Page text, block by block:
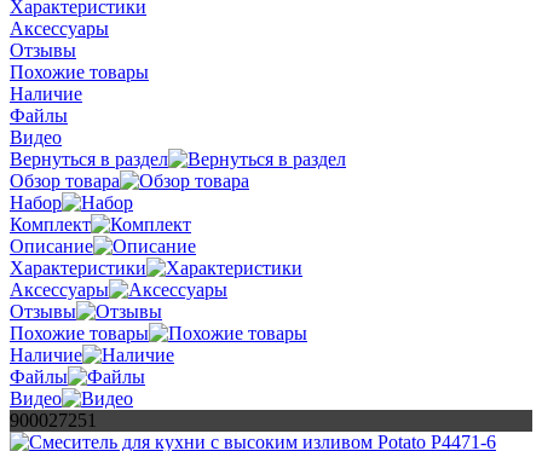
Характеристики
Аксессуары
Отзывы
Похожие товары
Наличие
Файлы
Видео
Вернуться в раздел
Обзор товара
Набор
Комплект
Описание
Характеристики
Аксессуары
Отзывы
Похожие товары
Наличие
Файлы
Видео
900027251